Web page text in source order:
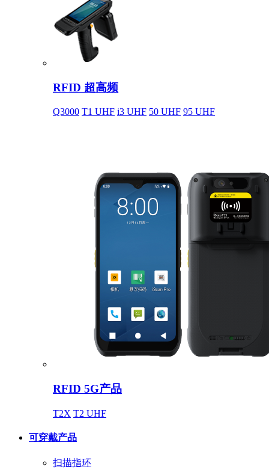
RFID 超高频
Q3000 T1 UHF i3 UHF 50 UHF 95 UHF
RFID 5G产品
T2X T2 UHF
可穿戴产品
扫描指环